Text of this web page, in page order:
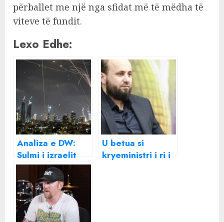
përballet me një nga sfidat më të mëdha të
viteve të fundit.
Lexo Edhe:
Analiza e DW:
Sulmi i izraelit
ndaj Iranit,
ndezje e
konfliktit në
Lindjen e
Mesme?
U betua si
kryeministri i ri i